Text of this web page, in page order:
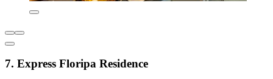
7. Express Floripa Residence